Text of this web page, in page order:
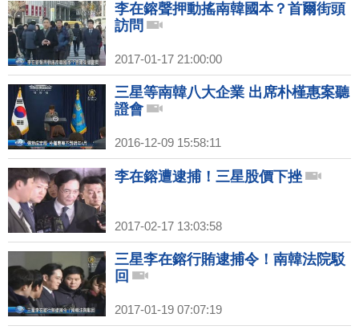
李在鎔聲押動搖南韓國本？首爾街頭
訪問
2017-01-17 21:00:00
三星等南韓八大企業 出席朴槿惠案聽
證會
2016-12-09 15:58:11
李在鎔遭逮捕！三星股價下挫
2017-02-17 13:03:58
三星李在鎔行賄逮捕令！南韓法院駁
回
2017-01-19 07:07:19